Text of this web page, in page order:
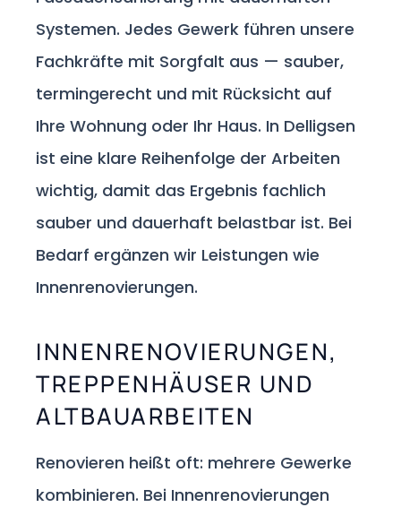
Systemen. Jedes Gewerk führen unsere
Fachkräfte mit Sorgfalt aus — sauber,
termingerecht und mit Rücksicht auf
Ihre Wohnung oder Ihr Haus. In Delligsen
ist eine klare Reihenfolge der Arbeiten
wichtig, damit das Ergebnis fachlich
sauber und dauerhaft belastbar ist. Bei
Bedarf ergänzen wir Leistungen wie
Innenrenovierungen.
INNENRENOVIERUNGEN,
TREPPENHÄUSER UND
ALTBAUARBEITEN
Renovieren heißt oft: mehrere Gewerke
kombinieren. Bei Innenrenovierungen